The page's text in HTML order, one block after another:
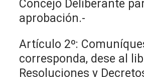
Concejo Deliberante
aprobación.-
Artículo 2º:
corresponda, dese al
Resoluciones y